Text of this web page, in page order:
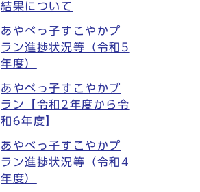
結果について
あやべっ子すこやかプ
ラン進捗状況等（令和5
年度）
あやべっ子すこやかプ
ラン【令和2年度から令
和6年度】
あやべっ子すこやかプ
ラン進捗状況等（令和4
年度）